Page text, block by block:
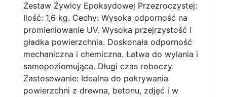
Zestaw Żywicy Epoksydowej Przezroczystej:
Ilość: 1,6 kg. Cechy: Wysoka odporność na
promieniowanie UV. Wysoka przejrzystość i
gładka powierzchnia. Doskonała odporność
mechaniczna i chemiczna. Łatwa do wylania i
samopoziomująca. Długi czas roboczy.
Zastosowanie: Idealna do pokrywania
powierzchni z drewna, betonu, zdjęć i w